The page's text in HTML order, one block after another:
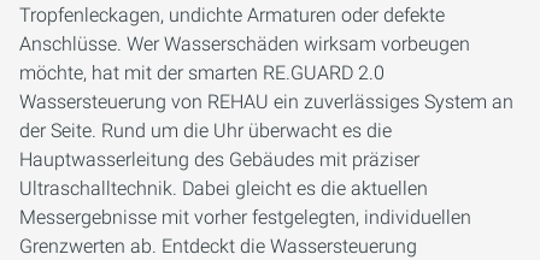
Tropfenleckagen, undichte Armaturen oder defekte
Anschlüsse. Wer Wasserschäden wirksam vorbeugen
möchte, hat mit der smarten RE.GUARD 2.0
Wassersteuerung von REHAU ein zuverlässiges System an
der Seite. Rund um die Uhr überwacht es die
Hauptwasserleitung des Gebäudes mit präziser
Ultraschalltechnik. Dabei gleicht es die aktuellen
Messergebnisse mit vorher festgelegten, individuellen
Grenzwerten ab. Entdeckt die Wassersteuerung